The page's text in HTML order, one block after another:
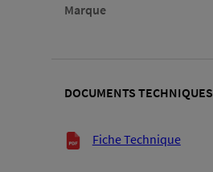
Marque
DOCUMENTS TECHNIQUES
Documents techniques
Fiche Technique